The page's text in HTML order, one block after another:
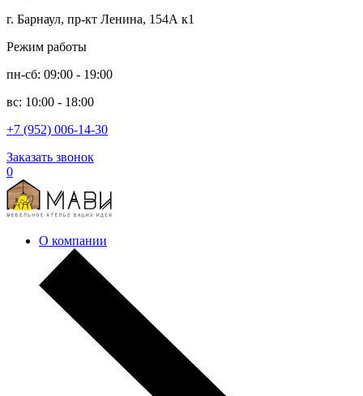
г. Барнаул, пр-кт Ленина, 154А к1
Режим работы
пн-сб: 09:00 - 19:00
вс: 10:00 - 18:00
+7 (952) 006-14-30
Заказать звонок
0
О компании